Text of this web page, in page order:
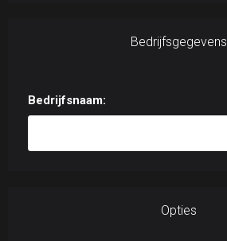
Bedrijfsgegevens
Bedrijfsnaam:
Opties